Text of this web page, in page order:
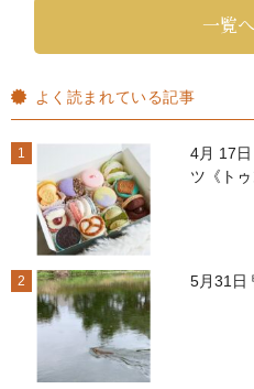
一覧
よく読まれている記事
1
4月 17
ツ《ト
2 5月31日